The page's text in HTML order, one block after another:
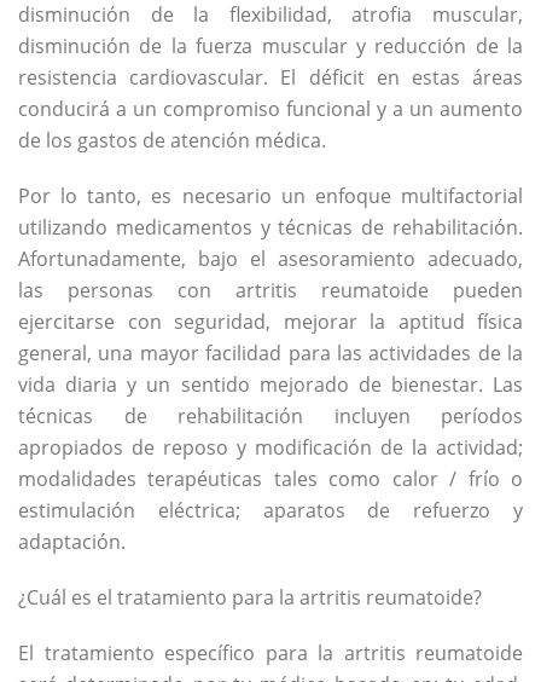
disminución de la flexibilidad, atrofia muscular,
disminución de la fuerza muscular y reducción de la
resistencia cardiovascular. El déficit en estas áreas
conducirá a un compromiso funcional y a un aumento
de los gastos de atención médica.
Por lo tanto, es necesario un enfoque multifactorial
utilizando medicamentos y técnicas de rehabilitación.
Afortunadamente, bajo el asesoramiento adecuado,
las personas con artritis reumatoide pueden
ejercitarse con seguridad, mejorar la aptitud física
general, una mayor facilidad para las actividades de la
vida diaria y un sentido mejorado de bienestar. Las
técnicas de rehabilitación incluyen períodos
apropiados de reposo y modificación de la actividad;
modalidades terapéuticas tales como calor / frío o
estimulación eléctrica; aparatos de refuerzo y
adaptación.
¿Cuál es el tratamiento para la artritis reumatoide?
El tratamiento específico para la artritis reumatoide